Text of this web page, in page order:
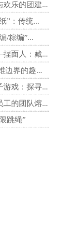
欢乐的团建...
”：传统...
/粽编”...
面人：藏...
边界的趣...
戏：探寻...
工的团队熔...
跳绳”